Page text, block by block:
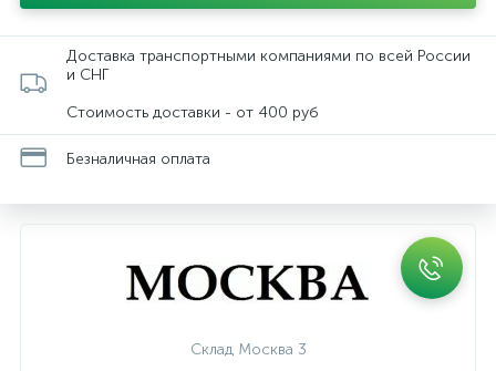
Доставка транспортными компаниями по всей России
и СНГ
Стоимость доставки - от 400 руб
Безналичная оплата
Склад Москва 3